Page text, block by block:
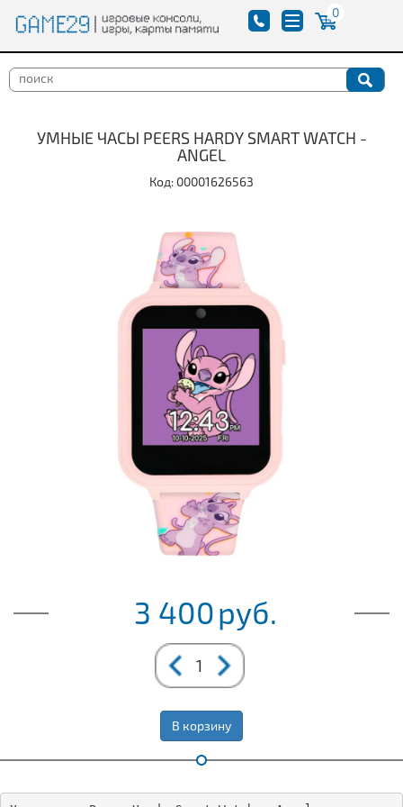
0
УМНЫЕ ЧАСЫ PEERS HARDY SMART WATCH -
ANGEL
Код: 00001626563
3 400руб.
В корзину